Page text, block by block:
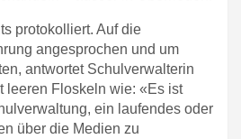
protokolliert. Auf die
angesprochen und um
antwortet Schulverwalterin
leeren Floskeln wie: «Es ist
ein laufendes oder
über die Medien zu